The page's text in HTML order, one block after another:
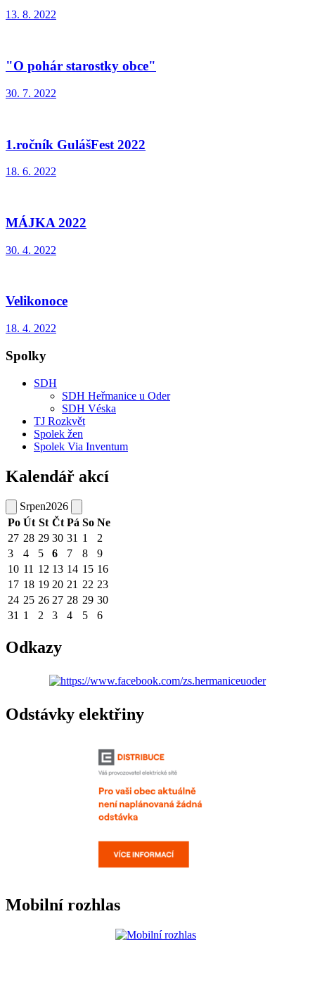
13. 8. 2022
"O pohár starostky obce"
30. 7. 2022
1.ročník GulášFest 2022
18. 6. 2022
MÁJKA 2022
30. 4. 2022
Velikonoce
18. 4. 2022
Spolky
SDH
SDH Heřmanice u Oder
SDH Véska
TJ Rozkvět
Spolek žen
Spolek Via Inventum
Kalendář akcí
Srpen2026
Po Út St Čt Pá So Ne
27 28 29 30 31 1
2
3
4 5 6 7 8
9
10 11 12 13 14 15 16
17 18 19 20 21 22 23
24 25 26 27 28 29 30
31 1 2 3 4 5 6
Odkazy
Odstávky elektřiny
Mobilní rozhlas